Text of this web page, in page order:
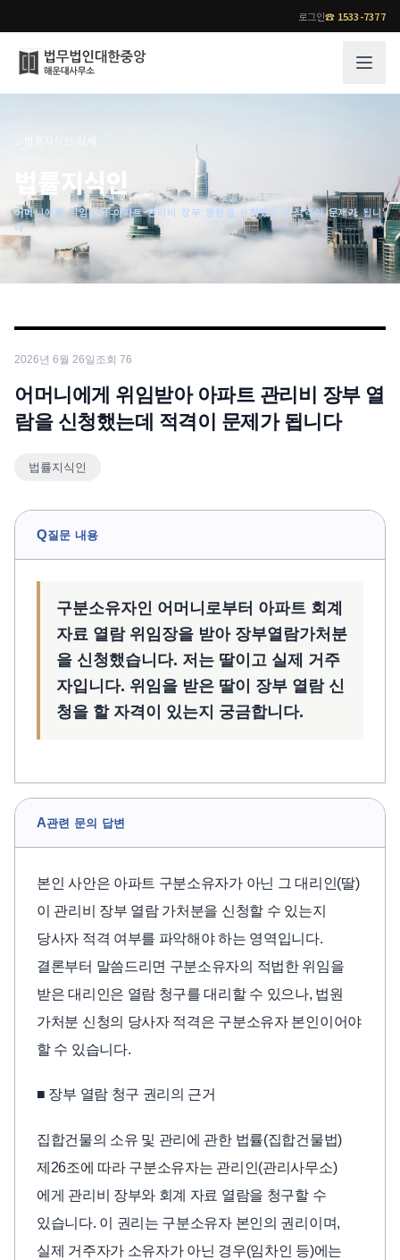
로그인☎ 1533-7377
오시는 길
통합검색
기업 인사이트
사례분석/최신동향
법률정보
소식/자료
언론보도
뉴스레터/브로슈어
법률지식인
어머니에게 위임받아 아파트 관리비 장부 열람을 신청했는데 적격이 문제가 됩니
다
2026년 6월 26일 조회 76
어머니에게 위임받아 아파트 관리비 장부 열
람을 신청했는데 적격이 문제가 됩니다
법률지식인
Q질문 내용
구분소유자인 어머니로부터 아파트 회계
자료 열람 위임장을 받아 장부열람가처분
을 신청했습니다. 저는 딸이고 실제 거주
자입니다. 위임을 받은 딸이 장부 열람 신
청을 할 자격이 있는지 궁금합니다.
A관련 문의 답변
본인 사안은 아파트 구분소유자가 아닌 그 대리인(딸)
이 관리비 장부 열람 가처분을 신청할 수 있는지
당사자 적격 여부를 파악해야 하는 영역입니다.
결론부터 말씀드리면 구분소유자의 적법한 위임을
받은 대리인은 열람 청구를 대리할 수 있으나, 법원
가처분 신청의 당사자 적격은 구분소유자 본인이어야
할 수 있습니다.
■ 장부 열람 청구 권리의 근거
집합건물의 소유 및 관리에 관한 법률(집합건물법)
제26조에 따라 구분소유자는 관리인(관리사무소)
에게 관리비 장부와 회계 자료 열람을 청구할 수
있습니다. 이 권리는 구분소유자 본인의 권리이며,
실제 거주자가 소유자가 아닌 경우(임차인 등)에는